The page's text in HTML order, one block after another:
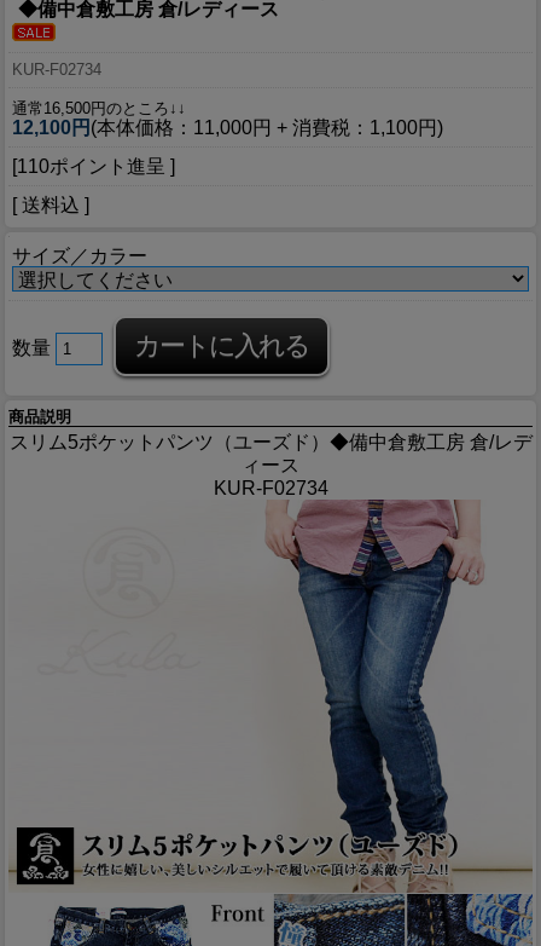
◆備中倉敷工房 倉/レディース
KUR-F02734
通常16,500円のところ↓↓
12,100円 (本体価格：11,000円 + 消費税：1,100円)
[110ポイント進呈 ]
[ 送料込 ]
サイズ／カラー
数量
商品説明
スリム5ポケットパンツ（ユーズド）◆備中倉敷工房 倉/レデ
ィース
KUR-F02734